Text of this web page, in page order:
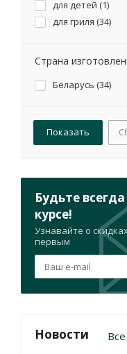
для детей (1)
для гриля (34)
Страна
Беларусь (34)
Будьте всегда
курсе!
Узнавайте о
первым
Новости